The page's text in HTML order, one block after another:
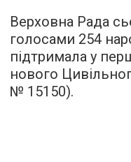
Верховна Рада
голосами 254
підтримала у
нового
№ 15150).